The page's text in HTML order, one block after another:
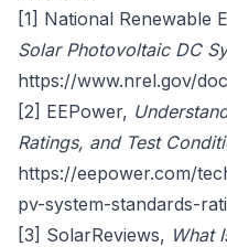
[1] National Renewable
Solar Photovoltaic DC
https://www.nrel.gov/
[2] EEPower,
Ratings, and Test
https://eepower.com/
pv-system-standards-
[3] SolarReviews, What